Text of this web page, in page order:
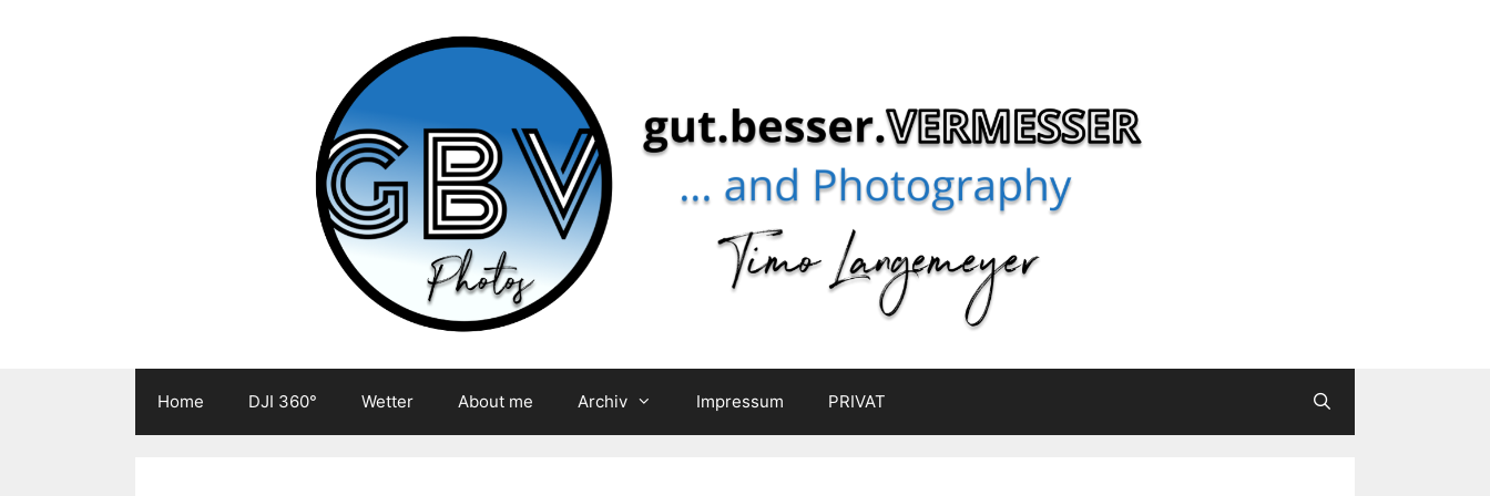
Home DJI 360° Wetter About me Archiv Impressum PRIVAT